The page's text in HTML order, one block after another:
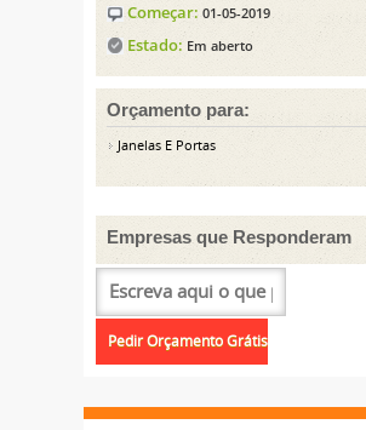
Começar: 01-05-2019
Estado: Em aberto
Orçamento para:
Janelas E Portas
Empresas que Responderam